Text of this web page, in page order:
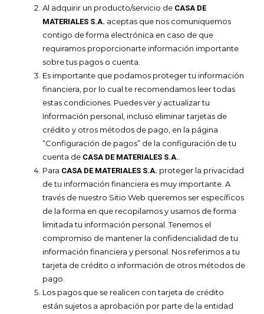
Al adquirir un producto/servicio de CASA DE
MATERIALES S.A. aceptas que nos comuniquemos
contigo de forma electrónica en caso de que
requiramos proporcionarte información importante
sobre tus pagos o cuenta.
Es importante que podamos proteger tu información
financiera, por lo cual te recomendamos leer todas
estas condiciones. Puedes ver y actualizar tu
Información personal, incluso eliminar tarjetas de
crédito y otros métodos de pago, en la página
“Configuración de pagos” de la configuración de tu
cuenta de CASA DE MATERIALES S.A.
Para CASA DE MATERIALES S.A. proteger la privacidad
de tu información financiera es muy importante. A
través de nuestro Sitio Web queremos ser específicos
de la forma en que recopilamos y usamos de forma
limitada tu información personal. Tenemos el
compromiso de mantener la confidencialidad de tu
información financiera y personal. Nos referimos a tu
tarjeta de crédito o información de otros métodos de
pago.
Los pagos que se realicen con tarjeta de crédito
están sujetos a aprobación por parte de la entidad